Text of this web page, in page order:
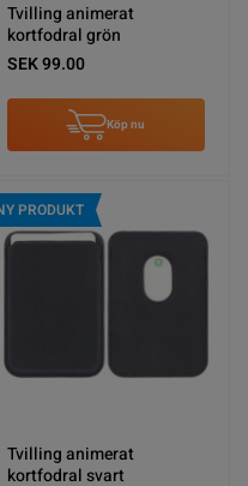
Tvilling animerat
kortfodral grön
SEK 99.00
Köp nu
PRODUKT
Tvilling animerat
kortfodral svart